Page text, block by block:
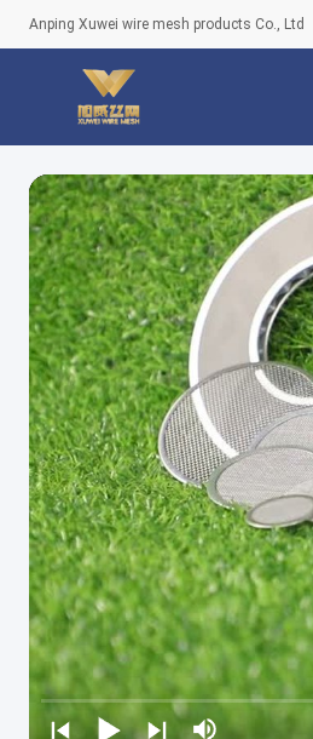
Anping Xuwei wire mesh products Co., Ltd